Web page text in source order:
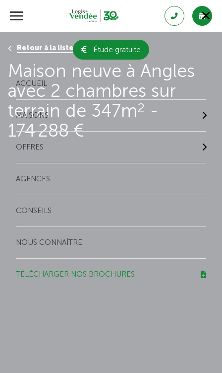
Étude gratuite
ACCUEIL
MAISONS
OFFRES
AGENCES
CONSEILS
NOUS CONNAÎTRE
TÉLÉCHARGER NOS BROCHURES
Retour à la liste des résultats
Maison neuve à Angles
avec 2 chambres sur
terrain de 347m2 -
174 288 €